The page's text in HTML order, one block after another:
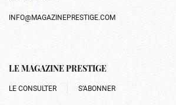
INFO@MAGAZINEPRESTIGE.COM
LE MAGAZINE PRESTIGE
LE CONSULTER S’ABONNER